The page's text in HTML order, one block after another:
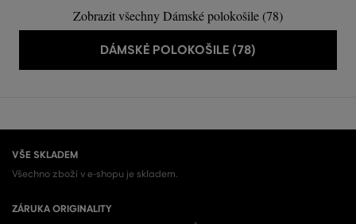
Zobrazit všechny Dámské polokošile (78)
DÁMSKÉ POLOKOŠILE (78)
VŠE SKLADEM
Všechno zboží v e-shopu je skladem.
ZÁRUKA ORIGINALITY